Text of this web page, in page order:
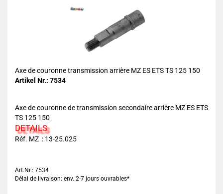
Axe de couronne transmission arrière MZ ES ETS TS 125 150
Artikel Nr.: 7534
Axe de couronne de transmission secondaire arrière MZ ES ETS
TS 125 150
DETAILS
Réf. MZ : 13-25.025
Art.Nr.: 7534
Délai de livraison: env. 2-7 jours ouvrables*